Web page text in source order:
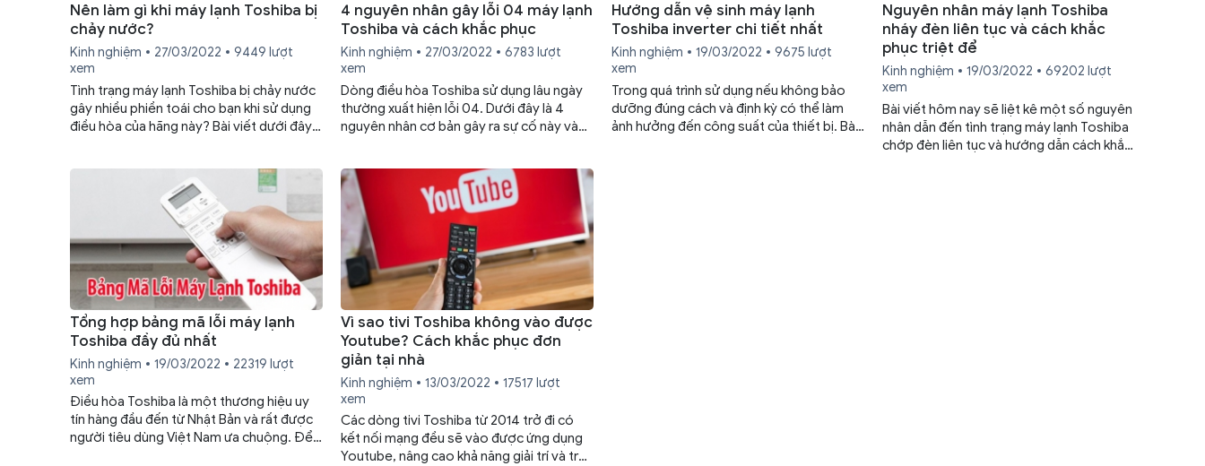
Nên làm gì khi máy lạnh Toshiba bị
chảy nước?
Kinh nghiệm 27/03/2022
9449 lượt
xem
Tình trạng máy lạnh Toshiba bị chảy nước
gây nhiều phiền toái cho bạn khi sử dụng
điều hòa của hãng này? Bài viết dưới đây
hòa ổn định và thoải mái nhất.
4 nguyên nhân gây lỗi 04 máy lạnh
Toshiba và cách khắc phục
Kinh nghiệm 27/03/2022
6783 lượt
xem
Dòng điều hòa Toshiba sử dụng lâu ngày
thường xuất hiện lỗi 04. Dưới đây là 4
nguyên nhân cơ bản gây ra sự cố này và
Hướng dẫn vệ sinh máy lạnh
Toshiba inverter chi tiết nhất
Kinh nghiệm 19/03/2022
9675 lượt
xem
Trong quá trình sử dụng nếu không bảo
dưỡng đúng cách và định kỳ có thể làm
ảnh hưởng đến công suất của thiết bị. Bài
Nguyên nhân máy lạnh Toshiba
nháy đèn liên tục và cách khắc
phục triệt để
Kinh nghiệm 19/03/2022
69202 lượt
xem
Bài viết hôm nay sẽ liệt kê một số nguyên
nhân dẫn đến tình trạng máy lạnh Toshiba
chớp đèn liên tục và hướng dẫn cách khắc
Tổng hợp bảng mã lỗi máy lạnh
Toshiba đầy đủ nhất
Kinh nghiệm 19/03/2022
22319 lượt
xem
Điều hòa Toshiba là một thương hiệu uy
tín hàng đầu đến từ Nhật Bản và rất được
người tiêu dùng Việt Nam ưa chuộng. Để
Vì sao tivi Toshiba không vào được
Youtube? Cách khắc phục đơn
giản tại nhà
Kinh nghiệm 13/03/2022
17517 lượt
xem
Các dòng tivi Toshiba từ 2014 trở đi có
kết nối mạng đều sẽ vào được ứng dụng
Youtube, nâng cao khả năng giải trí và trải